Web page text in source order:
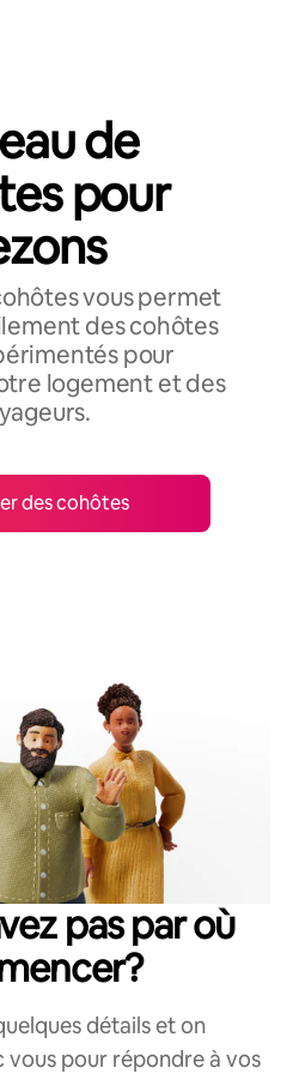
de
pour
vous permet
des cohôtes
pour
logement et des
des cohôtes
pas par où
détails et on
pour répondre à vos